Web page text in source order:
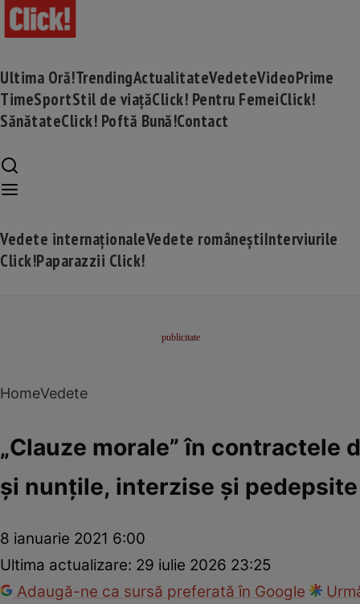
Ultima Oră!TrendingActualitateVedeteVideoPrime
TimeSportStil de viațăClick! Pentru FemeiClick!
SănătateClick! Poftă Bună!Contact
Vedete internaționaleVedete româneștiInterviurile
Click!Paparazzii Click!
HomeVedete
„Clauze morale” în
şi nunţile, interzise şi pedepsite
8 ianuarie 2021 6:00
Ultima actualizare: 29 iulie 2026 23:25
Adaugă-ne ca sursă preferată în Google